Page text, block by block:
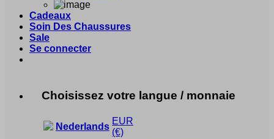
Cadeaux
Soin Des Chaussures
Sale
Se connecter
Choisissez votre langue / monnaie
Nederlands
EUR
(€)